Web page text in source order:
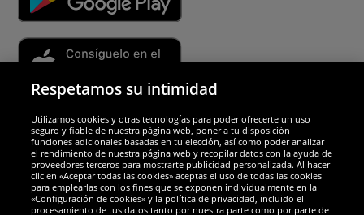
Socios y seguridad
Galardones
Respetamos su intimidad
Utilizamos cookies y otras tecnologías para poder ofrecerte un uso
seguro y fiable de nuestra página web, poner a tu disposición
funciones adicionales basadas en tu elección, así como poder analizar
el rendimiento de nuestra página web y recopilar datos con la ayuda de
proveedores terceros para mostrarte publicidad personalizada. Al hacer
clic en «Aceptar todas las cookies» aceptas el uso de todas las cookies
para emplearlas con los fines que se exponen individualmente en la
«Configuración de cookies» y la política de privacidad, incluido el
procesamiento de tus datos tanto por nuestra parte como por parte de